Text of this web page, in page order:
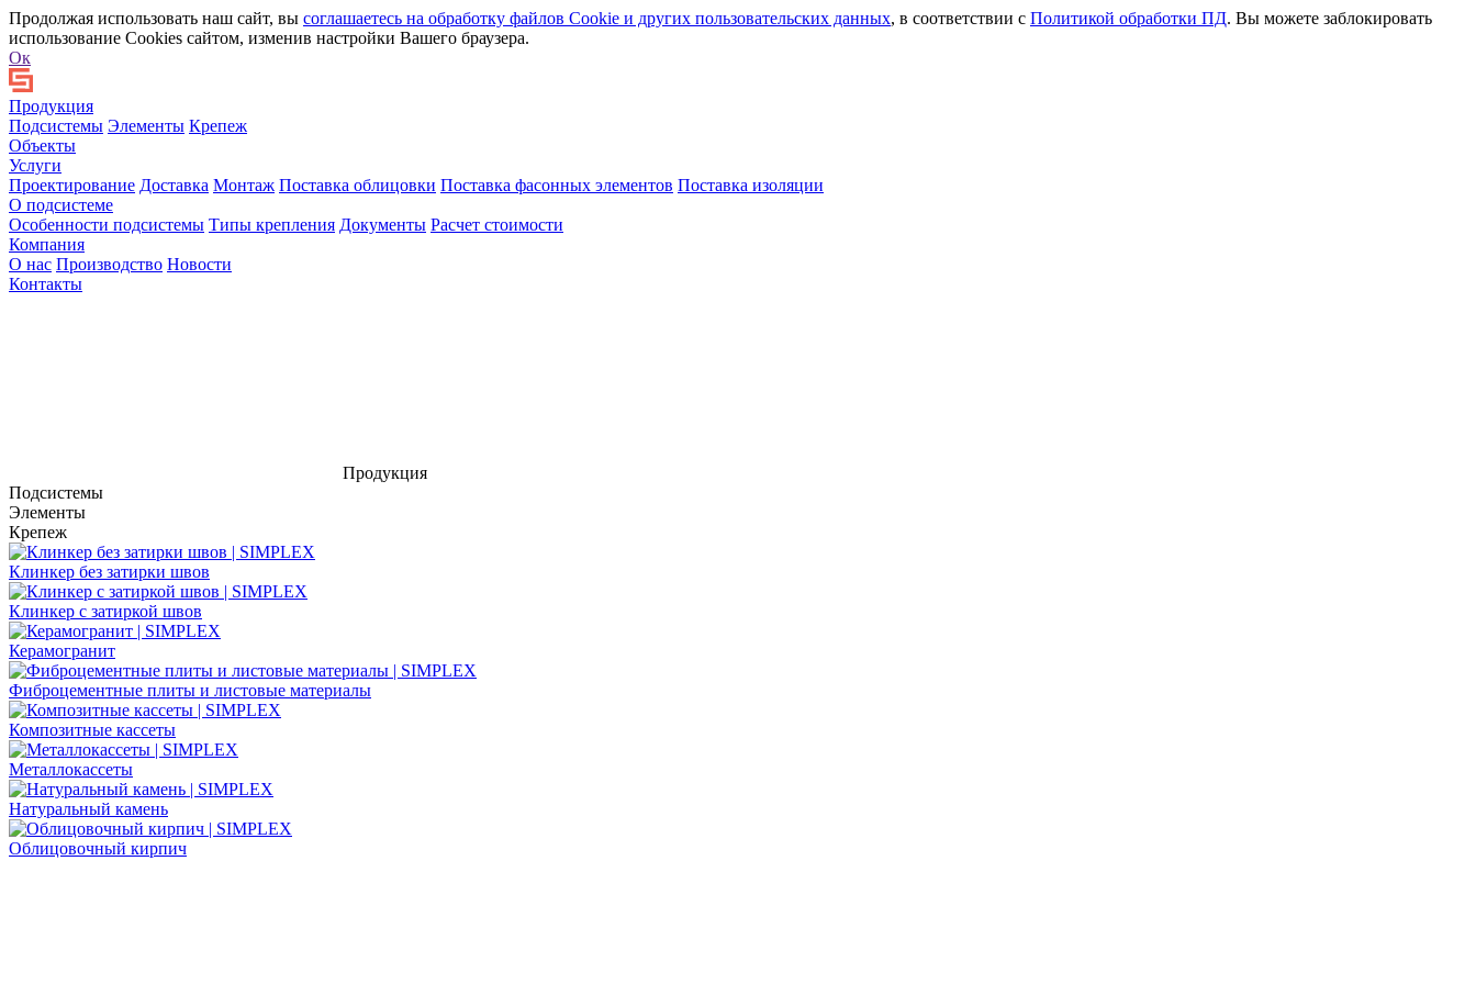
Продолжая использовать наш сайт, вы соглашаетесь на обработку файлов Сookie и других пользовательских данных, в соответствии с Политикой обработки ПД. Вы можете заблокировать
использование Cookies сайтом, изменив настройки Вашего браузера.
Ок
Продукция
Подсистемы Элементы Крепеж
Объекты
Услуги
Проектирование Доставка Монтаж Поставка облицовки Поставка фасонных элементов Поставка изоляции
О подсистеме
Особенности подсистемы Типы крепления Документы Расчет стоимости
Компания
О нас Производство Новости
Контакты
Продукция
Подсистемы
Элементы
Крепеж
Клинкер без затирки швов
Клинкер с затиркой швов
Керамогранит
Фиброцементные плиты и листовые материалы
Композитные кассеты
Металлокассеты
Натуральный камень
Облицовочный кирпич